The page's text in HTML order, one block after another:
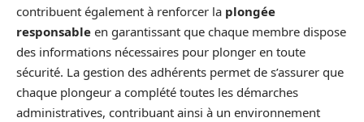
contribuent également à renforcer la plongée
responsable en garantissant que chaque membre dispose
des informations nécessaires pour plonger en toute
sécurité. La gestion des adhérents permet de s’assurer que
chaque plongeur a complété toutes les démarches
administratives, contribuant ainsi à un environnement